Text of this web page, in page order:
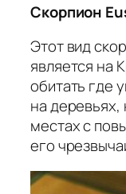
Скорпион
Этот вид
является на
обитать где
на
местах с
его